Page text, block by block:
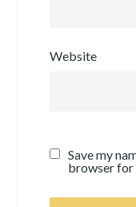
Website
Save my
browser for